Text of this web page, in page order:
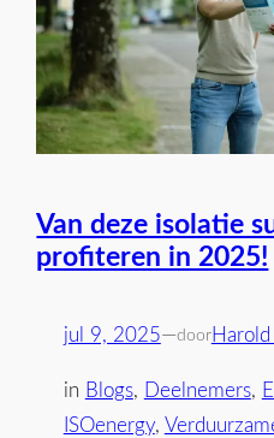
Van deze isolatie
profiteren in 2025!
jul 9, 2025—doorHarold
in Blogs, Deelnemers,
ISOenergy,